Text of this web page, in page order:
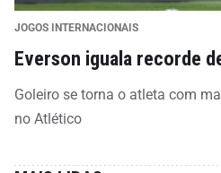
JOGOS INTERNACIONAIS
Everson iguala recorde
Goleiro se torna o atleta com
no Atlético